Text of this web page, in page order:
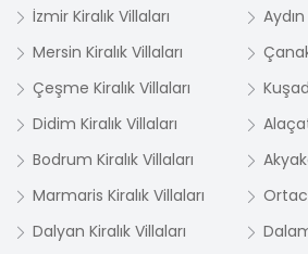
İzmir Kiralık Villaları
Aydın
Mersin Kiralık Villaları
Çeşme Kiralık Villaları
Didim Kiralık Villaları
Bodrum Kiralık Villaları
Marmaris Kiralık Villaları
Dalyan Kiralık Villaları